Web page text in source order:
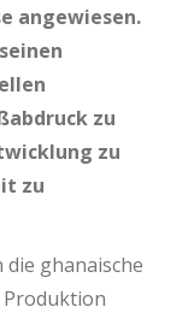
angewiesen.
zu
zu
zu
die ghanaische